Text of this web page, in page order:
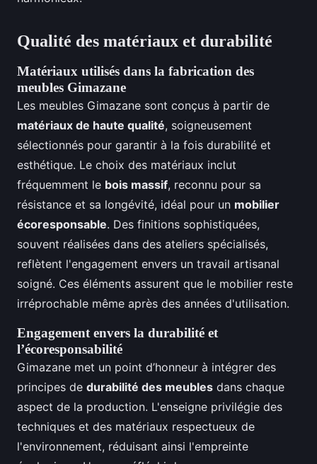
Qualité des matériaux et durabilité
Matériaux utilisés dans la fabrication des
meubles Gimazane
Les meubles Gimazane sont conçus à partir de
matériaux de haute qualité, soigneusement
sélectionnés pour garantir à la fois durabilité et
esthétique. Le choix des matériaux inclut
fréquemment le bois massif, reconnu pour sa
résistance et sa longévité, idéal pour un mobilier
écoresponsable. Des finitions sophistiquées,
souvent réalisées dans des ateliers spécialisés,
reflètent l'engagement envers un travail artisanal
soigné. Ces éléments assurent que le mobilier reste
irréprochable même après des années d'utilisation.
Engagement envers la durabilité et
l’écoresponsabilité
Gimazane met un point d’honneur à intégrer des
principes de durabilité des meubles dans chaque
aspect de la production. L'enseigne privilégie des
techniques et des matériaux respectueux de
l'environnement, réduisant ainsi l'empreinte